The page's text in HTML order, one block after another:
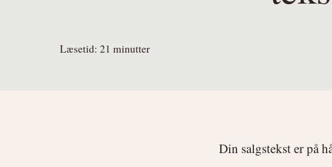
Læsetid:21 minutter
Din salgstekst er på